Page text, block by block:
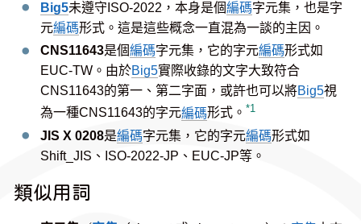
Big5未遵守ISO-2022，本身是個編碼字元集，也是字
元編碼形式。這是這些概念一直混為一談的主因。
CNS11643是個編碼字元集，它的字元編碼形式如
EUC-TW。由於Big5實際收錄的文字大致符合
CNS11643的第一、第二字面，或許也可以將Big5視
為一種CNS11643的字元編碼形式。 *1
JIS X 0208是編碼字元集，它的字元編碼形式如
Shift_JIS、ISO-2022-JP、EUC-JP等。
類似用詞